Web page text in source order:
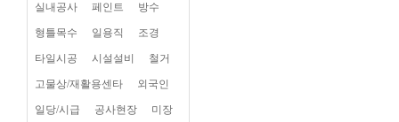
실내공사 페인트 방수
형틀목수 일용직 조경
타일시공 시설설비 철거
고물상/재활용센타 외국인
일당/시급 공사현장 미장